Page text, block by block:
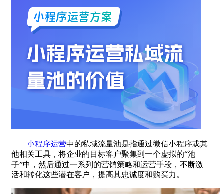
小程序运营中的私域流量池是指通过微信小程序或其
他相关工具，将企业的目标客户聚集到一个虚拟的“池
子”中，然后通过一系列的营销策略和运营手段，不断激
活和转化这些潜在客户，提高其忠诚度和购买力。